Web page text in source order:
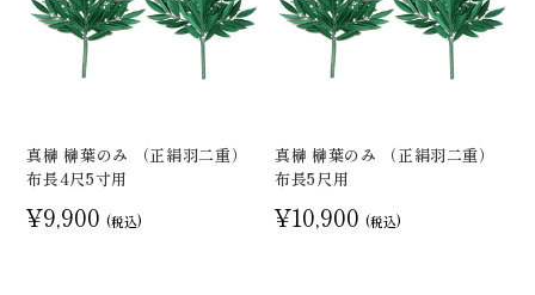
真榊 榊葉のみ （正絹羽二重）
布長4尺5寸用
¥9,900 (税込)
真榊 榊葉のみ （正絹羽二重）
布長5尺用
¥10,900 (税込)